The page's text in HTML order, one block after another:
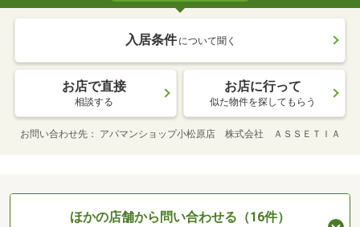
入居条件 について聞く
お店で直接
相談する
お店に行って
似た物件を探してもらう
お問い合わせ先 アパマンショップ小松原店 株式会社 ＡＳＳＥＴＩＡ
ほかの店舗から問い合わせる（16件）